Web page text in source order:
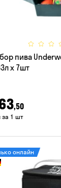
пива
x 7шт
,50
за 1 шт
онлайн